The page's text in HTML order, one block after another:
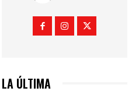
LA ÚLTIMA